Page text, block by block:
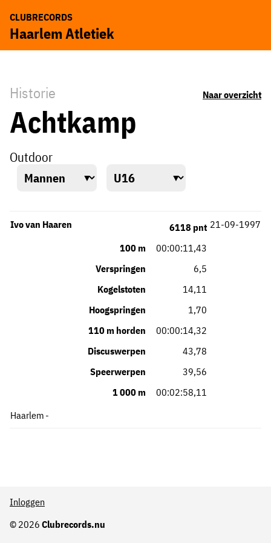
CLUBRECORDS
Haarlem Atletiek
Historie Naar overzicht
Achtkamp
Outdoor
Ivo van Haaren
Haarlem
6118 pnt
100 m
00:00:11,43
Verspringen
6,5
Kogelstoten
14,11
Hoogspringen
1,70
110 m horden
00:00:14,32
Discuswerpen
43,78
Speerwerpen
39,56
1 000 m
00:02:58,11
-
21-09-1997
© 2026 Clubrecords.nu
Inloggen